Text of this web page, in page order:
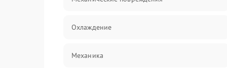
Охлаждение
Механика